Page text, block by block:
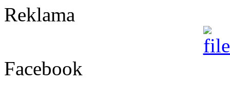
Reklama
Facebook